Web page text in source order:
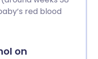
red blood
on